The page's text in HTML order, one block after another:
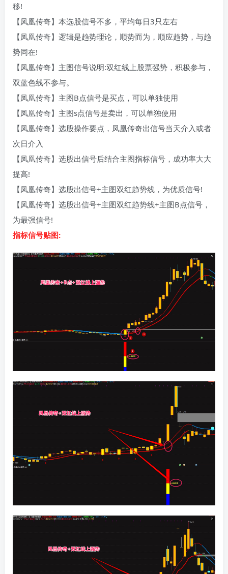
移!
【凤凰传奇】本选股信号不多，平均每日3只左右
【凤凰传奇】逻辑是趋势理论，顺势而为，顺应趋势，与趋
势同在!
【凤凰传奇】主图信号说明:双红线上股票强势，积极参与，
双蓝色线不参与。
【凤凰传奇】主图B点信号是买点，可以单独使用
【凤凰传奇】主图s点信号是卖出，可以单独使用
【凤凰传奇】选股操作要点，凤凰传奇出信号当天介入或者
次日介入
【凤凰传奇】选股出信号后结合主图指标信号，成功率大大
提高!
【凤凰传奇】选股出信号+主图双红趋势线，为优质信号!
【凤凰传奇】选股出信号+主图双红趋势线+主图B点信号，
为最强信号!
指标信号贴图: